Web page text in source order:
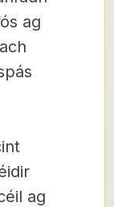
ag
ag